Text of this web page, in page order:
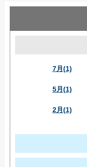
7月(1)
5月(1)
2月(1)